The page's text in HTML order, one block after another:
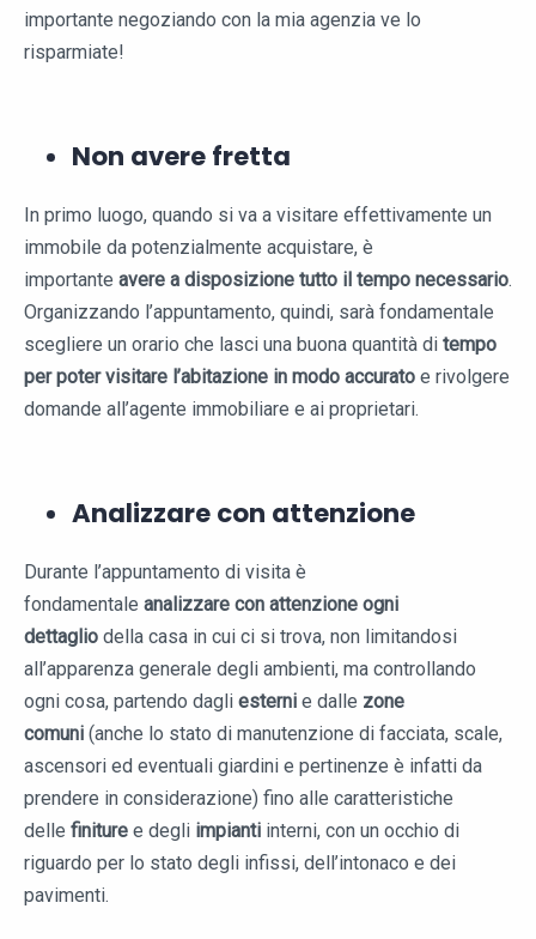
importante negoziando con la mia agenzia ve lo
risparmiate!
Non avere fretta
In primo luogo, quando si va a visitare effettivamente un
immobile da potenzialmente acquistare, è
importante avere a disposizione tutto il tempo necessario.
Organizzando l’appuntamento, quindi, sarà fondamentale
scegliere un orario che lasci una buona quantità di tempo
per poter visitare l’abitazione in modo accurato e rivolgere
domande all’agente immobiliare e ai proprietari.
Analizzare con attenzione
Durante l’appuntamento di visita è
fondamentale analizzare con attenzione ogni
dettaglio della casa in cui ci si trova, non limitandosi
all’apparenza generale degli ambienti, ma controllando
ogni cosa, partendo dagli esterni e dalle zone
comuni (anche lo stato di manutenzione di facciata, scale,
ascensori ed eventuali giardini e pertinenze è infatti da
prendere in considerazione) fino alle caratteristiche
delle finiture e degli impianti interni, con un occhio di
riguardo per lo stato degli infissi, dell’intonaco e dei
pavimenti.